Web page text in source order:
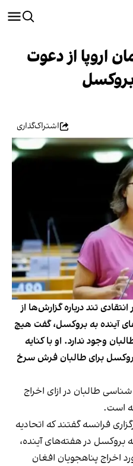
اروپا از دعوت
اشتراک‌گذاری
تند درباره ‌گزارش‌ها از
آینده به بروکسل، گفت هیچ
وجود ندارد. او با کنایه
برای طالبان فرش سرخ
طالبان در ازای اخراج
است.
فرانسه گفتند که اتحادیه
بروکسل در هفته‌های آینده،
اخراج پناهجویان افغان